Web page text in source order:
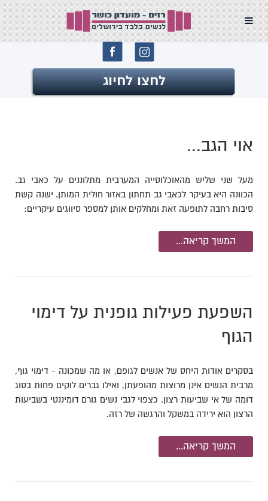
לחצו לחיוג
אוי הגב...
מעל שני שליש מהאוכלוסייה המערבית מתלוננים על כאבי גב.
הכוונה היא בעיקר לכאבי גב תחתון באזור חולית המותן. ישנה קשת
סיבות רחבה לתופעה זאת ומחלקים אותן למספר סיווגים עיקריים:
המשך קריאה...
השפעת פעילות גופנית על דימוי
הגוף
בסקרים אודות היחס של אנשים לגופם, או מה שמכונה - דימוי גוף,
מרבית הנשים אינן מרוצות מהופעתן, ואילו גברים לוקים פחות בסוג
דומה של אי שביעות רצון. כצפוי לגבי נשים גורם דומיננטי בשביעות
הרצון הוא ירידה במשקל והרגשה של רזה.
המשך קריאה...